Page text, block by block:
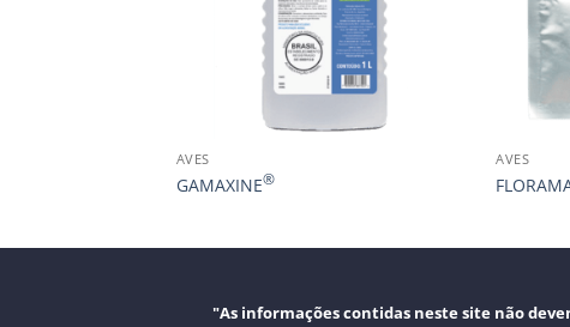
AVES
GAMAXINE®
AVES
"As informações contidas neste site não